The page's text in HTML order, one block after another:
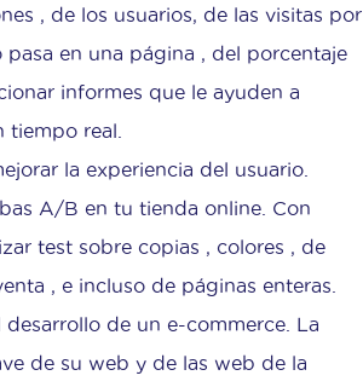
, de los usuarios, de las visitas por
en una página , del porcentaje
informes que le ayuden a
real.
la experiencia del usuario.
A/B en tu tienda online. Con
test sobre copias , colores , de
, e incluso de páginas enteras.
de un e-commerce. La
de su web y de las web de la